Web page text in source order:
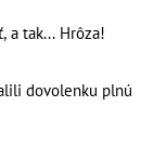
a tak... Hrôza!
dovolenku plnú